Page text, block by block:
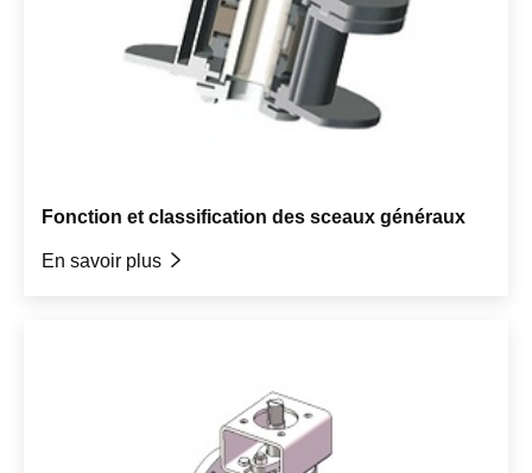
Fonction et classification des sceaux généraux
En savoir plus 